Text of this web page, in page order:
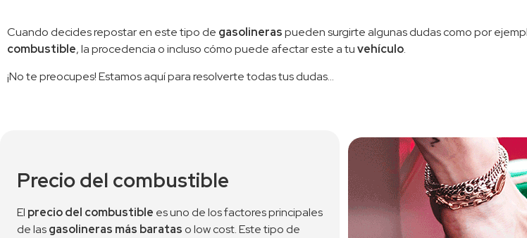
Cuando decides repostar en este tipo de gasolineras
combustible, la procedencia o incluso cómo puede afectar este a tu vehículo.
¡No te preocupes! Estamos aquí para resolverte todas tus dudas…
Precio del combustible
El precio del combustible es uno de los factores principales
de las gasolineras más baratas o low cost. Este tipo de